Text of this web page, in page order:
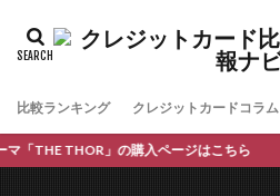
比較ランキング クレジットカードコラム
THOR」の購入ページはこちら